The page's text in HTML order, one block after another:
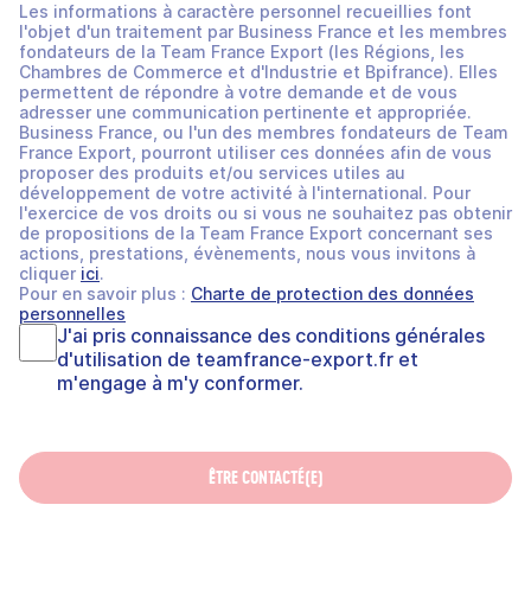
Les informations à caractère personnel recueillies font
l'objet d'un traitement par Business France et les membres
fondateurs de la Team France Export (les Régions, les
Chambres de Commerce et d'Industrie et Bpifrance). Elles
permettent de répondre à votre demande et de vous
adresser une communication pertinente et appropriée.
Business France, ou l'un des membres fondateurs de Team
France Export, pourront utiliser ces données afin de vous
proposer des produits et/ou services utiles au
développement de votre activité à l'international. Pour
l'exercice de vos droits ou si vous ne souhaitez pas obtenir
de propositions de la Team France Export concernant ses
actions, prestations, évènements, nous vous invitons à
cliquer ici.
Pour en savoir plus : Charte de protection des données
personnelles
J'ai pris connaissance des conditions générales
d'utilisation de teamfrance-export.fr et
m'engage à m'y conformer.
ÊTRE CONTACTÉ(E)